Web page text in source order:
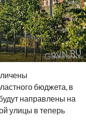
ФОТО: GPVN.RU
бюджета, в
направлены на
улицы в теперь